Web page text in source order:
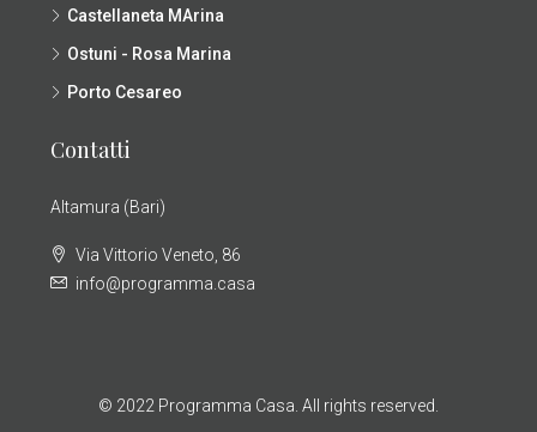
Castellaneta MArina
Ostuni - Rosa Marina
Porto Cesareo
Contatti
Altamura (Bari)
Via Vittorio Veneto, 86
info@programma.casa
© 2022 Programma Casa. All rights reserved.